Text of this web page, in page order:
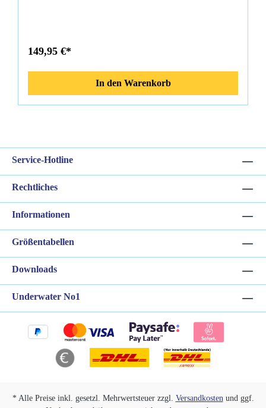
149,95 €*
In den Warenkorb
Service-Hotline
Rechtliches
Informationen
Größentabellen
Downloads
Underwater No1
* Alle Preise inkl. gesetzl. Mehrwertsteuer zzgl. Versandkosten und ggf.